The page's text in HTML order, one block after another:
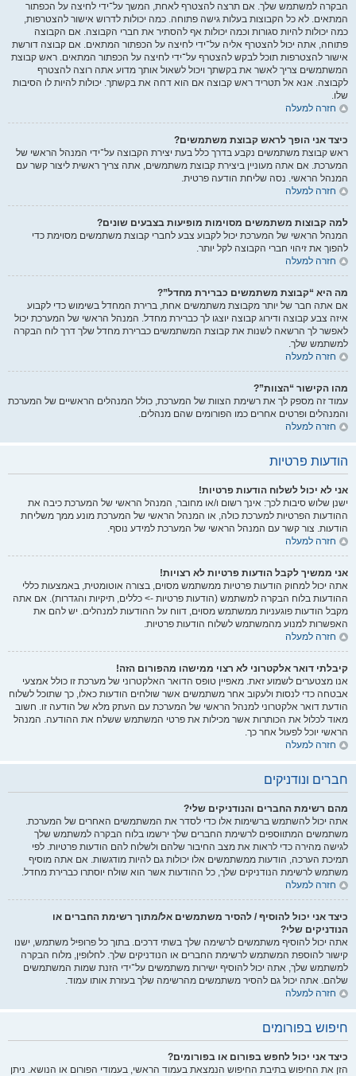
הבקרה למשתמש שלך. אם תרצה להצטרף לאחת, המשך על־ידי לחיצה על הכפתור
המתאים. לא כל הקבוצות בעלות גישה פתוחה. כמה יכולות לדרוש אישור להצטרפות,
כמה יכולות להיות סגורות וכמה יכולות אף להסתיר את חברי הקבוצה. אם הקבוצה
פתוחה, אתה יכול להצטרף אליה על־ידי לחיצה על הכפתור המתאים. אם קבוצה דורשת
אישור להצטרפות תוכל לבקש להצטרף על־ידי לחיצה על הכפתור המתאים. ראש קבוצת
המשתמשים צריך לאשר את בקשתך ויכול לשאול אותך מדוע אתה רוצה להצטרף
לקבוצה. אנא אל תטריד ראש קבוצה אם הוא דחה את בקשתך. יכולות להיות לו הסיבות
שלו.
חזרה למעלה
כיצד אני הופך לראש קבוצת משתמשים?
ראש קבוצת משתמשים נקבע בדרך כלל בעת יצירת הקבוצה על־ידי המנהל הראשי של
המערכת. אם אתה מעוניין ביצירת קבוצת משתמשים, אתה צריך ראשית ליצור קשר עם
המנהל הראשי. נסה שליחת הודעה פרטית.
חזרה למעלה
למה קבוצות משתמשים מסוימות מופיעות בצבעים שונים?
המנהל הראשי של המערכת יכול לקבוע צבע לחברי קבוצת משתמשים מסוימת כדי
להפוך את זיהוי חברי הקבוצה לקל יותר.
חזרה למעלה
מה היא “קבוצת משתמשים כברירת מחדל”?
אם אתה חבר של יותר מקבוצת משתמשים אחת, ברירת המחדל בשימוש כדי לקבוע
איזה צבע קבוצה ודירוג קבוצה יוצגו לך כברירת מחדל. המנהל הראשי של המערכת יכול
לאפשר לך הרשאה לשנות את קבוצת המשתמשים כברירת מחדל שלך דרך לוח הבקרה
למשתמש שלך.
חזרה למעלה
מהו הקישור “הצוות”?
עמוד זה מספק לך את רשימת הצוות של המערכת, כולל המנהלים הראשיים של המערכת
והמנהלים ופרטים אחרים כמו הפורומים שהם מנהלים.
חזרה למעלה
הודעות פרטיות
אני לא יכול לשלוח הודעות פרטיות!
ישנן שלוש סיבות לכך: אינך רשום ו/או מחובר, המנהל הראשי של המערכת כיבה את
ההודעות הפרטיות למערכת כולה, או המנהל הראשי של המערכת מונע ממך משליחת
הודעות. צור קשר עם המנהל הראשי של המערכת למידע נוסף.
חזרה למעלה
אני ממשיך לקבל הודעות פרטיות לא רצויות!
אתה יכול למחוק הודעות פרטיות ממשתמש מסוים, בצורה אוטומטית, באמצעות כללי
ההודעות בלוח הבקרה למשתמש (הודעות פרטיות -> כללים, תיקיות והגדרות). אם אתה
מקבל הודעות פוגעניות ממשתמש מסוים, דווח על ההודעות למנהלים. יש להם את
האפשרות למנוע מהמשתמש לשלוח הודעות פרטיות.
חזרה למעלה
קיבלתי דואר אלקטרוני לא רצוי ממישהו מהפורום הזה!
אנו מצטערים לשמוע זאת. מאפיין טופס הדואר האלקטרוני של מערכת זו כולל אמצעי
אבטחה כדי לנסות ולעקוב אחר משתמשים אשר שולחים הודעות כאלו, כך שתוכל לשלוח
הודעת דואר אלקטרוני למנהל הראשי של המערכת עם העתק מלא של הודעה זו. חשוב
מאוד לכלול את הכותרות אשר מכילות את פרטי המשתמש ששלח את ההודעה. המנהל
הראשי יוכל לפעול אחר כך.
חזרה למעלה
חברים ונודניקים
מהם רשימת החברים והנודניקים שלי?
אתה יכול להשתמש ברשימות אלו כדי לסדר את המשתמשים האחרים של המערכת.
משתמשים המתווספים לרשימת החברים שלך ירשמו בלוח הבקרה למשתמש שלך
לגישה מהירה כדי לראות את מצב החיבור שלהם ולשלוח להם הודעות פרטיות. לפי
תמיכת הערכה, הודעות ממשתמשים אלו יכולות גם להיות מודגשות. אם אתה מוסיף
משתמש לרשימת הנודניקים שלך, כל ההודעות אשר הוא שולח יוסתרו כברירת מחדל.
חזרה למעלה
כיצד אני יכול להוסיף / להסיר משתמשים אל/מתוך רשימת החברים או
הנודניקים שלי?
אתה יכול להוסיף משתמשים לרשימה שלך בשתי דרכים. בתוך כל פרופיל משתמש, ישנו
קישור להוספת המשתמש לרשימת החברים או הנודניקים שלך. לחלופין, מלוח הבקרה
למשתמש שלך, אתה יכול להוסיף ישירות משתמשים על־ידי הזנת שמות המשתמשים
שלהם. אתה יכול גם להסיר משתמשים מהרשימה שלך בעזרת אותו עמוד.
חזרה למעלה
חיפוש בפורומים
כיצד אני יכול לחפש בפורום או בפורומים?
הזן את החיפוש בתיבת החיפוש הנמצאת בעמוד הראשי, בעמודי הפורום או הנושא. ניתן